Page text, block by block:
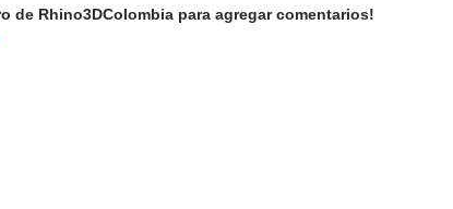
de Rhino3DColombia para agregar comentarios!